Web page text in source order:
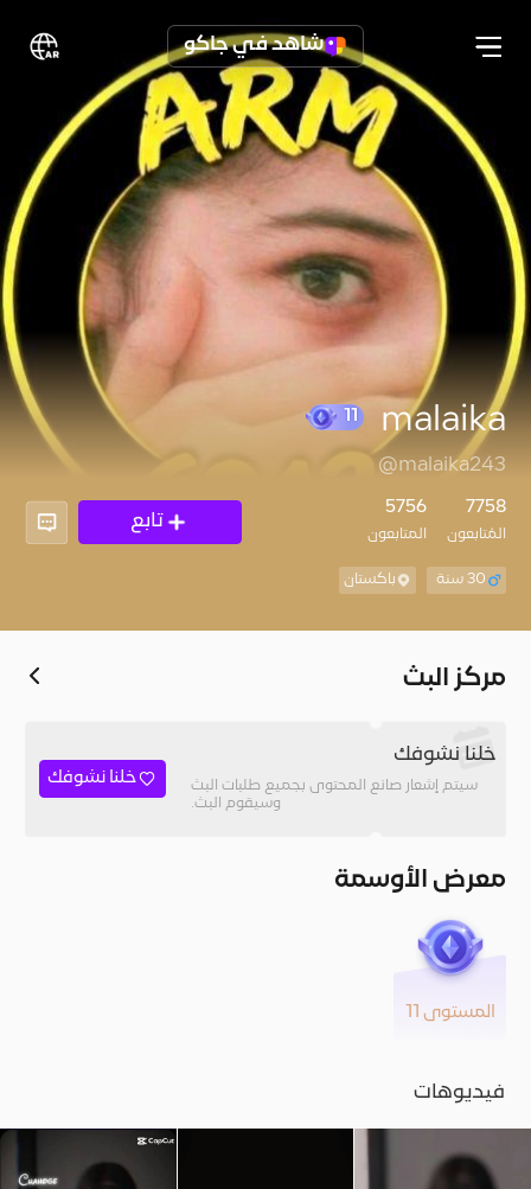
شاهد في جاكو
malaika
@malaika243
7758
المُتابعون
5756
المتابعون
تابع
30 سنة باكستان
مركز البث
خلنا نشوفك
سيتم إشعار صانع المحتوى بجميع طلبات البث
وسيقوم البث.
خلنا نشوفك
معرض الأوسمة
المستوى 11
فيديوهات